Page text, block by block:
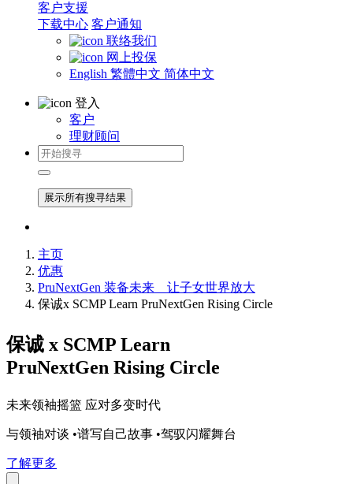
客户支援
下载中心 客户通知
联络我们
网上投保
English 繁體中文 简体中文
登入
客户
理财顾问
展示所有搜寻结果
主页
优惠
PruNextGen 装备未来 让子女世界放大
保诚x SCMP Learn PruNextGen Rising Circle
保诚 x SCMP Learn
PruNextGen Rising Circle
未来领袖摇篮 应对多变时代
与领袖对谈 •谱写自己故事 •驾驭闪耀舞台
了解更多